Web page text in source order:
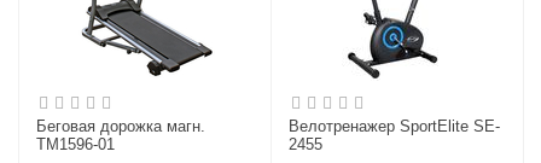
Беговая дорожка магн.
TM1596-01
Велотренажер SportElite SE-
2455